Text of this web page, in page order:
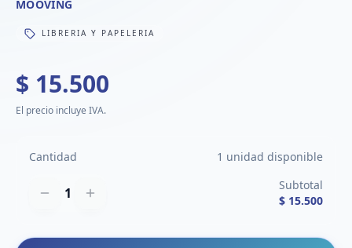
MOOVING
LIBRERIA Y PAPELERIA
$ 15.500
El precio incluye IVA.
Cantidad 1 unidad disponible
1
Subtotal
$ 15.500